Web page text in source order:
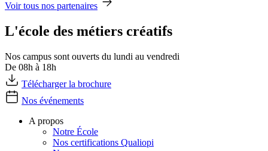
Voir tous nos partenaires
L'école des métiers créatifs
Nos campus sont ouverts du lundi au vendredi
De 08h à 18h
Télécharger la brochure
Nos événements
A propos
Notre École
Nos certifications Qualiopi